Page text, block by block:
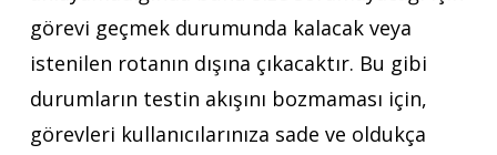
görevi geçmek durumunda kalacak veya
istenilen rotanın dışına çıkacaktır. Bu gibi
durumların testin akışını bozmaması için,
görevleri kullanıcılarınıza sade ve oldukça